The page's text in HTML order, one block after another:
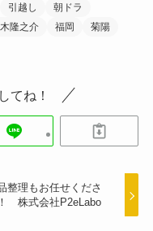
引越し
朝ドラ
隆之介 福岡
菊陽
てね！
整理もお任せくださ
株式会社P2eLabo